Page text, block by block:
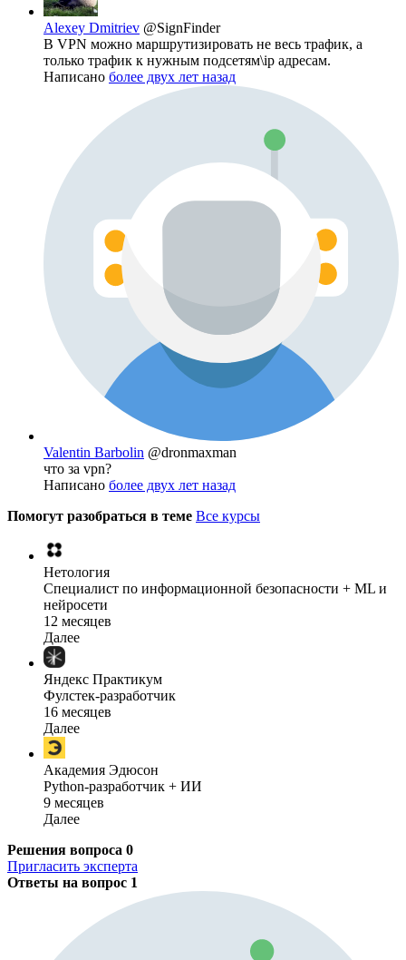
Alexey Dmitriev @SignFinder
В VPN можно маршрутизировать не весь трафик, а
только трафик к нужным подсетям\ip адресам.
Написано более двух лет назад
Valentin Barbolin @dronmaxman
что за vpn?
Написано более двух лет назад
Помогут разобраться в теме Все курсы
Нетология
Специалист по информационной безопасности + ML и
нейросети
12 месяцев
Далее
Яндекс Практикум
Фулстек-разработчик
16 месяцев
Далее
Академия Эдюсон
Python-разработчик + ИИ
9 месяцев
Далее
Решения вопроса 0
Пригласить эксперта
Ответы на вопрос 1